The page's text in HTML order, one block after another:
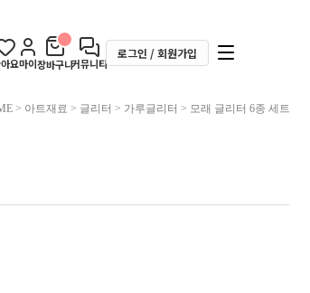
요마이장바구니커뮤니티
로그인 / 회원가입
> 아트재료 > 글리터 > 가루글리터 > 모래 글리터 6종 세트